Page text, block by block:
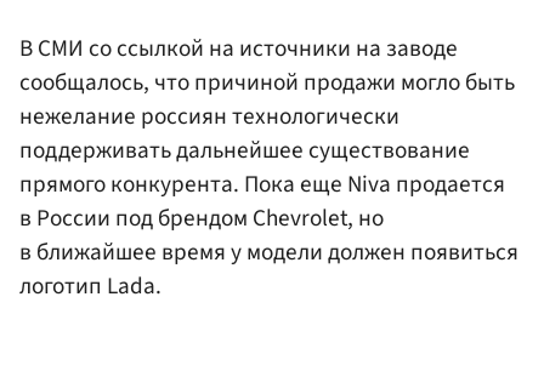
В СМИ со ссылкой на источники на заводе
сообщалось, что причиной продажи могло быть
нежелание россиян технологически
поддерживать дальнейшее существование
прямого конкурента. Пока еще Niva продается
в России под брендом Chevrolet, но
в ближайшее время у модели должен появиться
логотип Lada.